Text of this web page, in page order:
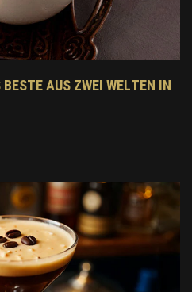
AUS ZWEI WELTEN IN